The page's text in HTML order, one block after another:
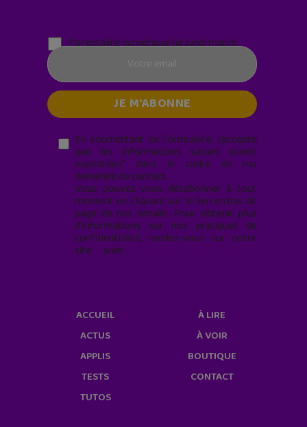
Parentalité numérique (le lundi matin)
En soumettant ce formulaire, j’accepte
que les informations saisies soient
exploitées* dans le cadre de ma
demande de contact.
Vous pouvez vous désabonner à tout
moment en cliquant sur le lien en bas de
page de nos emails. Pour obtenir plus
d'informations sur nos pratiques de
confidentialité, rendez-vous sur notre
site web
ACCUEIL
ACTUS
APPLIS
TESTS
TUTOS
À LIRE
À VOIR
BOUTIQUE
CONTACT